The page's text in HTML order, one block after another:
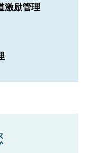
激励管理